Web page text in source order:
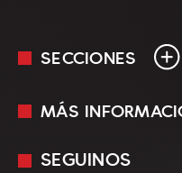
SECCIONES
En Vivo
MÁS
Mediakit
SEGUINOS